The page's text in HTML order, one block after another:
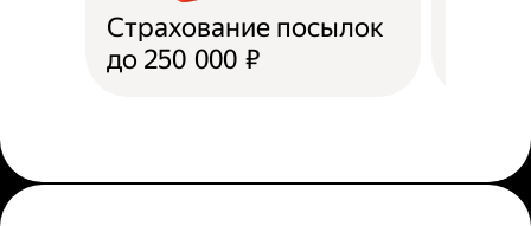
Страхование посылок
до 250 000 ₽